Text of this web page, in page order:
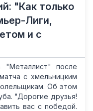
"Как только
Лиги,
и с
"Металлист" после
с хмельницким
Об этом
"Дорогие друзья!
вас с победой.